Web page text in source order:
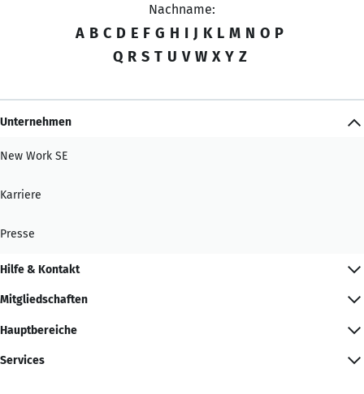
Nachname:
A B C D E F G H I J K L M N O P
Q R S T U V W X Y Z
Unternehmen
New Work SE
Karriere
Presse
Hilfe & Kontakt
Mitgliedschaften
Hauptbereiche
Services